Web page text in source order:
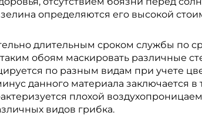
определяются его высокой
длительным сроком службы по
обоям маскировать различные
по разным видам при учете
данного материала заключается в
плохой
видов грибка.